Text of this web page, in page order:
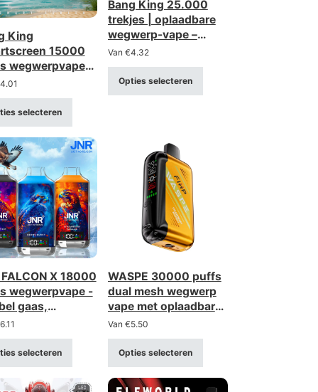
King
15000
wegwerpvape
display &
coil
4.01
selecteren
Bang King 25.000
trekjes | oplaadbare
wegwerp-vape –
groothandel in bulk
(sterktes: 0%, 2%, 3%,
5%)
Van €4.32
Opties selecteren
FALCON X 18000
wegwerpvape -
gaas,
digitaal
6.11
selecteren
WASPE 30000 puffs
dual mesh wegwerp
vape met oplaadbare
850mah batterij
Van €5.50
Opties selecteren